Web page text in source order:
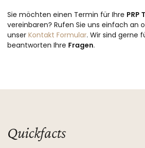
Sie möchten einen Termin für Ihre PRP
vereinbaren? Rufen Sie uns einfach an
unser Kontakt Formular. Wir sind gerne
beantworten Ihre Fragen.
Quickfacts